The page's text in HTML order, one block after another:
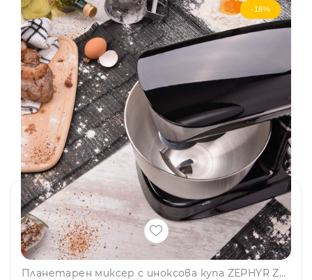
-18%
Планетарен миксер с иноксова купа ZEPHYR ZP 1115 Q, 1900W, 6.5 литра, 6 степени, Приставки, Черен